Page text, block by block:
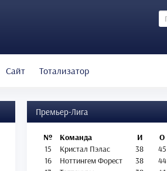
Сайт Тотализатор
Премьер-Лига
№ Команда И
О
15
Кристал Пэлас 38
45
16
Ноттингем Форест 38
44